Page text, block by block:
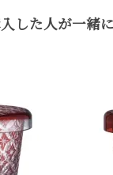
した人が一緒